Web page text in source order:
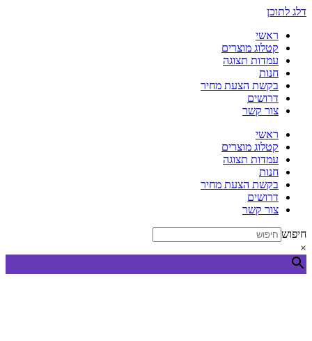
דלג לתוכן
ראשי
קטלוג מוצרים
עמדות תצוגה
חנות
בקשת הצעת מחיר
דרושים
צור קשר
ראשי
קטלוג מוצרים
עמדות תצוגה
חנות
בקשת הצעת מחיר
דרושים
צור קשר
חיפוש
×